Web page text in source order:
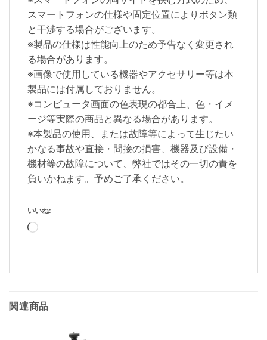
スマートフォンの仕様や固定位置によりボタン類
と干渉する場合がございます。
※製品の仕様は性能向上のため予告なく変更され
る場合があります。
※画像で使用している機器やアクセサリー等は本
製品には付属しておりません。
※コンピュータ画面の色表現の都合上、色・イメ
ージ等実際の商品と異なる場合があります。
※本製品の使用、または故障等によって生じたい
かなる事故や直接・間接の損害、機器及び設備・
機材等の故障について、弊社ではその一切の責を
負いかねます。予めご了承ください。
いいね:
読
み
関連商品